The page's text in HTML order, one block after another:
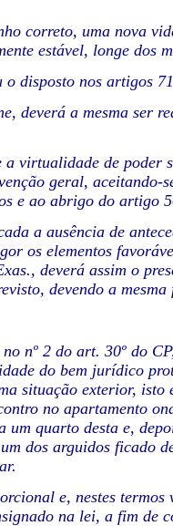
correto, uma nova
estável, longe dos
disposto nos artigos
deverá a mesma ser
virtualidade de poder
geral,
e ao abrigo do artigo
a ausência de
os elementos
deverá assim o
devendo a
nº 2 do art. 30º do
do bem jurídico
situação exterior,
no apartamento
quarto desta e,
dos arguidos ficado
e, nestes
na lei, a fim de